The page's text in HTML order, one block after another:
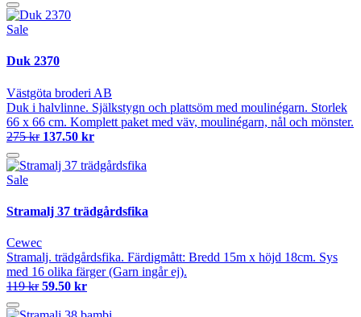
Sale
Duk 2370
Västgöta broderi AB
Duk i halvlinne. Själkstygn och plattsöm med moulinégarn. Storlek
66 x 66 cm. Komplett paket med väv, moulinégarn, nål och mönster.
275 kr 137.50 kr
Sale
Stramalj 37 trädgårdsfika
Cewec
Stramalj. trädgårdsfika. Färdigmått: Bredd 15m x höjd 18cm. Sys
med 16 olika färger (Garn ingår ej).
119 kr 59.50 kr